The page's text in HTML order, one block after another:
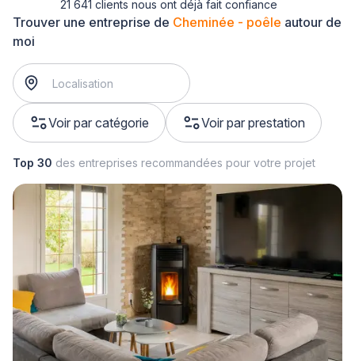
Trouver une entreprise de Cheminée - poêle autour de
moi
Voir par catégorie Voir par prestation
21 641 clients nous ont déjà fait confiance
Top 30 des entreprises recommandées pour votre projet